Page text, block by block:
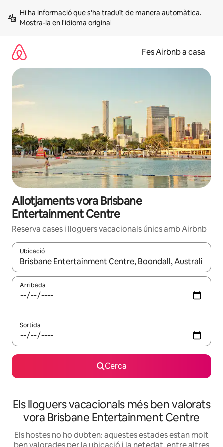
Mostra-la en l'idioma original
Fes Airbnb a casa
Allotjaments vora Brisbane
Entertainment Centre
Reserva cases i lloguers vacacionals únics amb Airbnb
Ubicació
Quan els resultats estiguin disponibles, podràs navegar-hi a
Arribada
Sortida
Cerca
Els lloguers vacacionals més ben valorats
vora Brisbane Entertainment Centre
Els hostes no ho dubten: aquestes estades estan molt
ben valorades per la ubicació i la netedat, entre altres